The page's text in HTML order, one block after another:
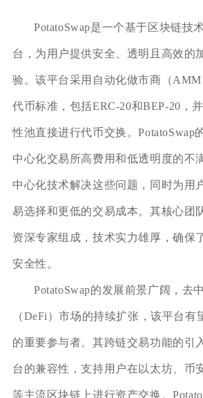
PotatoSwap是一个基于区块链技
台，为用户提供安全、透明且高效的
验。该平台采用自动化做市商（
代币标准，包括ERC-20和BEP-20，
性池直接进行代币交换。PotatoSwap
中心化交易所高费用和低透明度的不
中心化技术解决这些问题，同时为用
易选择和更低的交易成本。其核心团
资深专家组成，技术实力雄厚，确保
安全性。
PotatoSwap的发展前景广阔，去
（DeFi）市场的持续扩张，该平台有
的重要参与者。其跨链交易功能的引
台的兼容性，支持用户在以太坊、币
等主流区块链上进行资产交换。